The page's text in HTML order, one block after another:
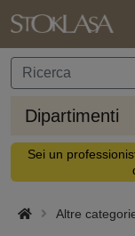
Dipartimenti
Sei un
Altre